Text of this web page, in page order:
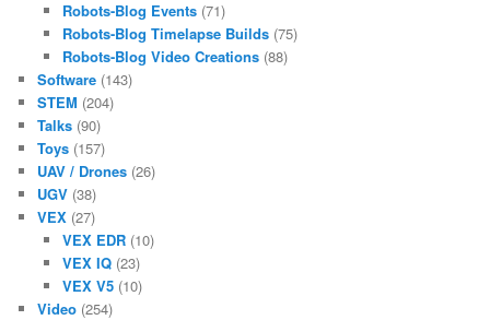
Robots-Blog Events(71)
Robots-Blog Timelapse Builds(75)
Robots-Blog Video Creations(88)
Software (143)
STEM (204)
Talks (90)
Toys (157)
UAV / Drones (26)
UGV (38)
VEX (27)
VEX EDR(10)
VEX IQ(23)
VEX V5(10)
Video (254)